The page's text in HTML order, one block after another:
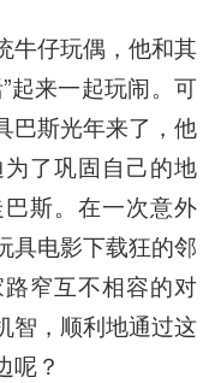
牛仔玩偶，他和其
起来一起玩闹。可
巴斯光年来了，他
了巩固自己的地
斯。在一次意外
具电影下载狂的邻
窄互不相容的对
智，顺利地通过这
呢？